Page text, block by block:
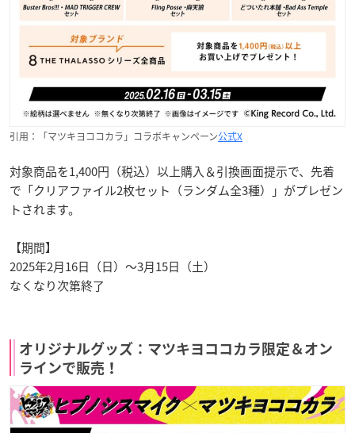
引用：「マツキヨココカラ」コラボキャンペーン公式X
対象商品を1,400円（税込）以上購入＆引換画面提示で、先着
で「クリアファイル2枚セット（ランダム全3種）」がプレゼン
トされます。
【期間】
2025年2月16日（日）～3月15日（土）
なくなり次第終了
オリジナルグッズ：マツキヨココカラ限定＆オン
ラインで販売！